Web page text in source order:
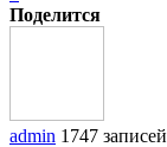
Поделится
admin 1747 записей